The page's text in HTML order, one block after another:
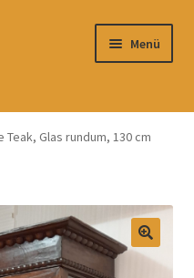
Menü
Teak, Glas rundum, 130 cm